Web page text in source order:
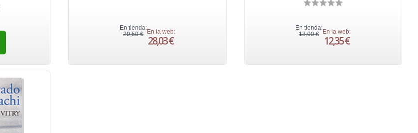
En tienda:
29,50 € En la web:
28,03 €
En tienda:
13,00 €
En la web:
12,35 €